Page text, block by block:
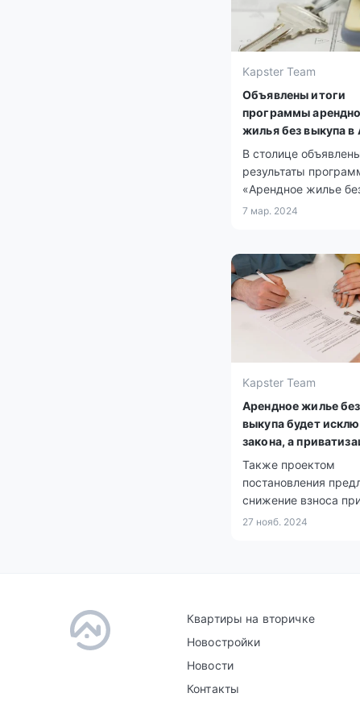
Kapster Team
Объявлены итоги
программы
жилья без выкупа в
В столице
результаты
«Арендное жилье
выкупа» для
родителей, а также
социально
населения.
7 мар. 2024
Kapster Team
Арендное жилье
выкупа будет
закона, а
станет возможной –
Также проектом
постановления
снижение взноса
оформлении
27 нояб. 2024
Квартиры на вторичке
Новостройки
Новости
Контакты